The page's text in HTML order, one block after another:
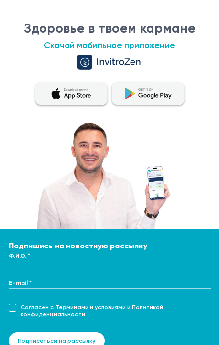
Здоровье в твоем кармане
Скачай мобильное приложение
Подпишись на новостную рассылку
Ф.И.О. *
E-mail *
Согласен с Терминами и условиями и Политикой
конфиденциальности
Подписаться на рассылку